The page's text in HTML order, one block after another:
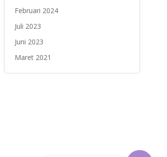
Februari 2024
Juli 2023
Juni 2023
Maret 2021